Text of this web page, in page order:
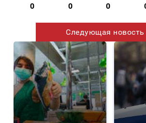
0 0 0
Следующая новость